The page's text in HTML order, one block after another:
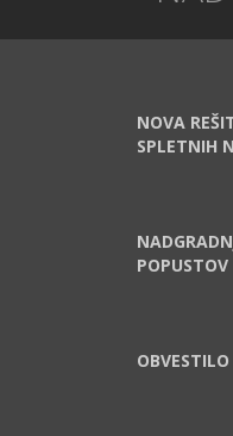
NOVA
SPLETNIH
POPUSTOV